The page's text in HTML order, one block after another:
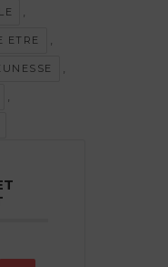
,
ETRE ,
,
,